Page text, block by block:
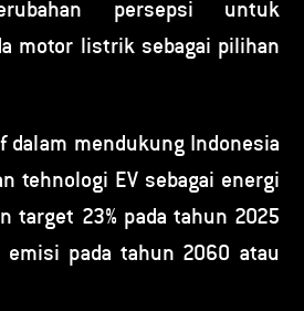
persepsi untuk
motor listrik sebagai pilihan
dalam mendukung Indonesia
tehnologi EV sebagai energi
target 23% pada tahun 2025
emisi pada tahun 2060 atau